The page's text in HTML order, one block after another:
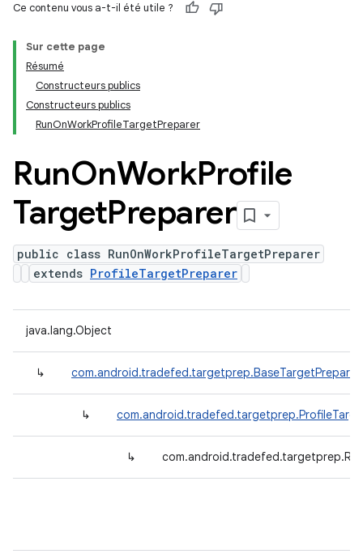
Ce contenu vous a-t-il été utile ?
Sur cette page
Résumé
Constructeurs publics
Constructeurs publics
RunOnWorkProfileTargetPreparer
RunOnWorkProfile
TargetPreparer
public class RunOnWorkProfileTargetPreparer
extends ProfileTargetPreparer
java.lang.Object
↳ com.android.tradefed.targetprep.BaseTargetPreparer
↳
↳